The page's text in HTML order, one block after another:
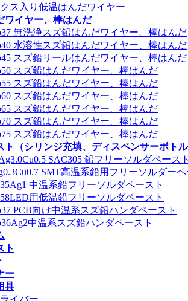
ス入り低温はんだワイヤー
ワイヤー、棒はんだ
無洗浄スズ鉛はんだワイヤー、棒はんだ
水溶性スズ鉛はんだワイヤー、棒はんだ
スズ鉛リールはんだワイヤー、棒はんだ
スズ鉛はんだワイヤー、棒はんだ
スズ鉛はんだワイヤー、棒はんだ
スズ鉛はんだワイヤー、棒はんだ
スズ鉛はんだワイヤー、棒はんだ
スズ鉛はんだワイヤー、棒はんだ
スズ鉛はんだワイヤー、棒はんだ
ト（シリンジ充填、ディスペンサーボトル
SAC305 鉛フリーソルダペースト
SMT高温系鉛用フリーソルダーペ
中温系鉛フリーソルダペースト
用低温鉛フリーソルダペースト
PCB向け中温系スズ鉛ハンダペースト
中温系スズ鉛ハンダペースト
ト
ー
具
イバー